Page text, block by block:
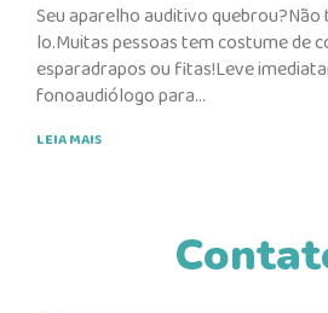
Seu aparelho auditivo
lo.Muitas pessoas tem costume de
esparadrapos ou fitas!Leve
fonoaudiólogo para
LEIA MAIS